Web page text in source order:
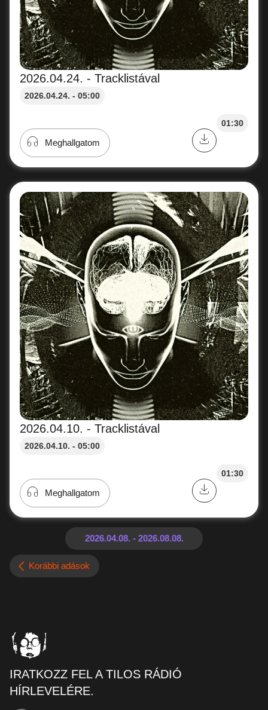
2026.04.24. - Tracklistával
2026.04.24. - 05:00
01:30
Meghallgatom
2026.04.10. - Tracklistával
2026.04.10. - 05:00
01:30
Meghallgatom
Korábbi adások
IRATKOZZ FEL A TILOS RÁDIÓ
HÍRLEVELÉRE.